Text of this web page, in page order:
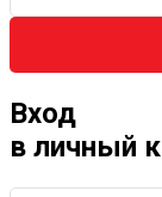
Вход
в личный